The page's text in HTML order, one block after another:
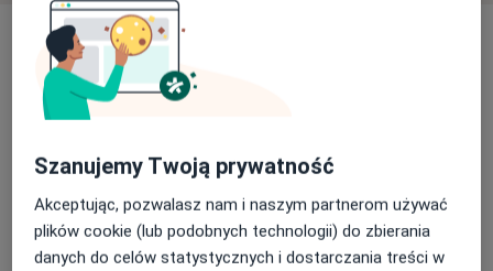
Adresy (5)
Adres 1 Adres 2
Centrum Medyczne enel-med - Oddział
Ursus
Aleksandra Prystora 8, Ursus, 02-497Warszawa
Szanujemy Twoją prywatność
Akceptując, pozwalasz nam i naszym partnerom używać
plików cookie (lub podobnych technologii) do zbierania
danych do celów statystycznych i dostarczania treści w